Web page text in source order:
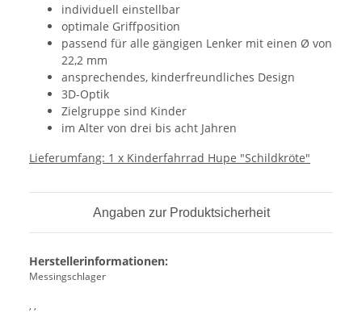
individuell einstellbar
optimale Griffposition
passend für alle gängigen Lenker mit einen Ø von
22,2 mm
ansprechendes, kinderfreundliches Design
3D-Optik
Zielgruppe sind Kinder
im Alter von drei bis acht Jahren
Lieferumfang: 1 x Kinderfahrrad Hupe "Schildkröte"
Angaben zur Produktsicherheit
Herstellerinformationen:
Messingschlager
, ,